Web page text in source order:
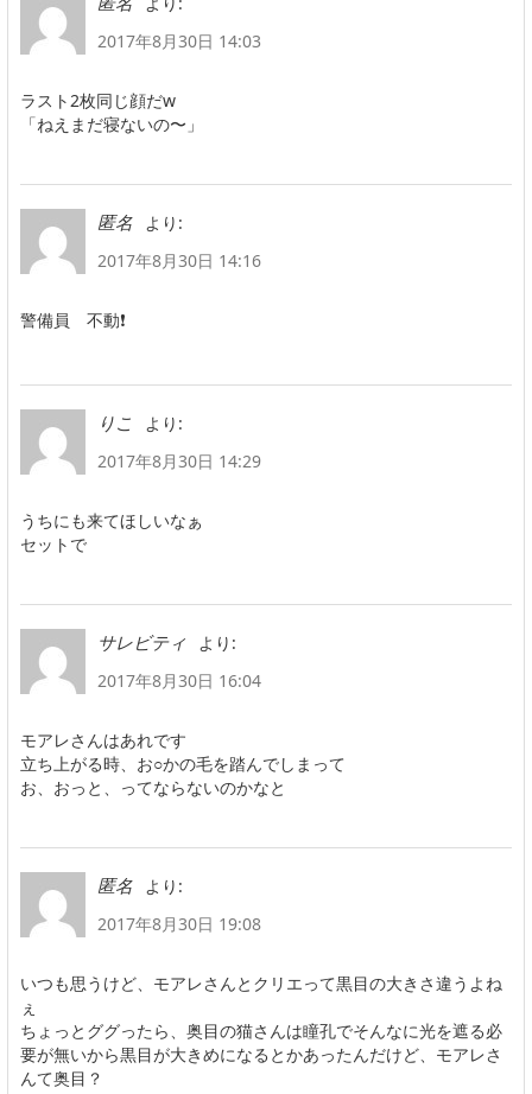
2017年8月30日 14:03
ラスト2枚同じ顔だw
「ねえまだ寝ないの〜」
匿名
より:
2017年8月30日 14:16
警備員 不動❗
りこ
より:
2017年8月30日 14:29
うちにも来てほしいなぁ
セットで
サレビティ
より:
2017年8月30日 16:04
モアレさんはあれです
立ち上がる時、お○かの毛を踏んでしまって
お、おっと、ってならないのかなと
匿名
より:
2017年8月30日 19:08
いつも思うけど、モアレさんとクリエって黒目の大きさ違うよね
ぇ
ちょっとググったら、奥目の猫さんは瞳孔でそんなに光を遮る必
要が無いから黒目が大きめになるとかあったんだけど、モアレさ
んて奥目？